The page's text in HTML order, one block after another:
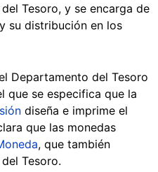
Tesoro, y se encarga de
su distribución en los
Departamento del Tesoro
que se especifica que la
diseña e imprime el
que las monedas
, que también
Tesoro.